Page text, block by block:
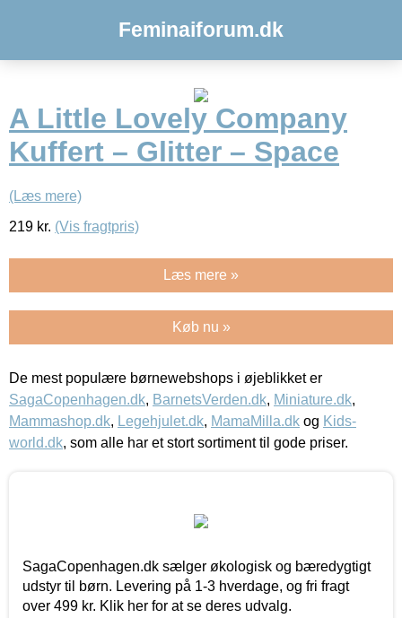
Feminaiforum.dk
A Little Lovely Company
Kuffert – Glitter – Space
(Læs mere)
219 kr. (Vis fragtpris)
Læs mere »
Køb nu »
De mest populære børnewebshops i øjeblikket er
SagaCopenhagen.dk, BarnetsVerden.dk, Miniature.dk,
Mammashop.dk, Legehjulet.dk, MamaMilla.dk og Kids-
world.dk, som alle har et stort sortiment til gode priser.
SagaCopenhagen.dk sælger økologisk og bæredygtigt
udstyr til børn. Levering på 1-3 hverdage, og fri fragt
over 499 kr. Klik her for at se deres udvalg.